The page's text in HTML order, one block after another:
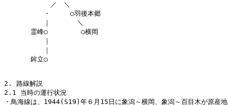
／　＼
・　　　○羽後本郷
｜　　　　＼
霊峰○　　　　　○横岡
｜
｜
鉾立○
2. 路線解説
2.1 当時の運行状況
・鳥海線は、1944(S19)年６月15日に象潟～横岡、象潟～百目木が原産